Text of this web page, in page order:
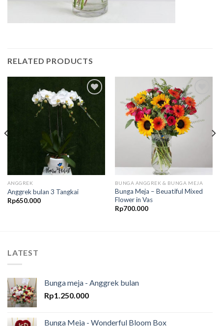
RELATED PRODUCTS
Add to
Wishlist
ANGGREK
Anggrek bulan 3 Tangkai
Rp650.000
Add to
Wishlist
BUNGA ANGGREK & BUNGA MEJA
Bunga Meja – Beuatiful Mixed
Flower in Vas
Rp700.000
LATEST
Bunga meja - Anggrek bulan
Rp1.250.000
Bunga Meja - Wonderful Bloom Box